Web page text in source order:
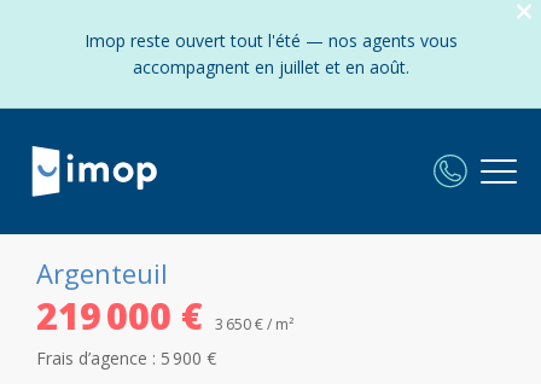
Imop reste ouvert tout l'été — nos agents vous
accompagnent en juillet et en août.
Argenteuil
219 000 € 3 650 € / m²
Frais d’agence : 5 900 €